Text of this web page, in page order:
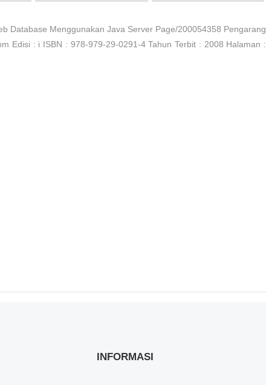
Database Menggunakan Java Server Page/200054358 Pengarang
Edisi : i ISBN : 978-979-29-0291-4 Tahun Terbit : 2008 Halaman :
INFORMASI